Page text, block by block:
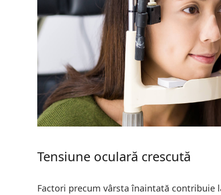
Tensiune oculară crescută
Factori precum vârsta înaintată contribuie